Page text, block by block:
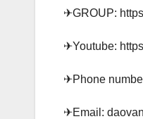
✈GROUP:
✈Youtube:
✈Phone
✈Email: